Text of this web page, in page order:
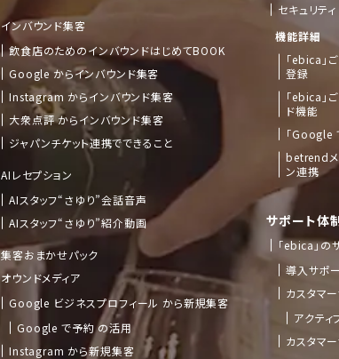
インバウンド集客
飲食店のためのインバウンドはじめてBOOK
Google からインバウンド集客
Instagram からインバウンド集客
大衆点評 からインバウンド集客
ジャパンチケット連携でできること
AIレセプション
AIスタッフ“さゆり”会話音声
AIスタッフ“さゆり”紹介動画
集客おまかせパック
オウンドメディア
Google ビジネスプロフィール から新規集客
Google で予約 の活用
Instagram から新規集客
セキュリティ
機能詳細
「ebica」
登録
「ebica」
ド機能
「Google
betrendメ
ン連携
サポート体
「ebica」の
導入サポ
カスタマ
アクティ
カスタマ